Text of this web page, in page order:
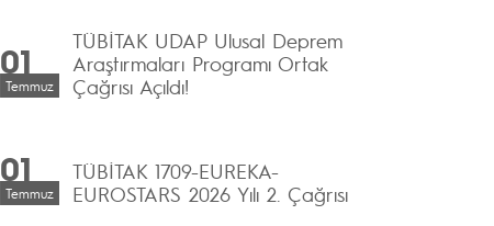
01
Temmuz
TÜBİTAK UDAP Ulusal Deprem
Araştırmaları Programı Ortak
Çağrısı Açıldı!
01
Temmuz
TÜBİTAK 1709-EUREKA-
EUROSTARS 2026 Yılı 2. Çağrısı